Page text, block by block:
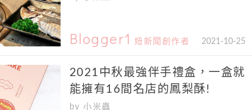
Blogger1 妞新聞創作者 2021-10-25
2021中秋最強伴手禮盒，一盒就
能擁有16間名店的鳳梨酥!
by 小米蟲